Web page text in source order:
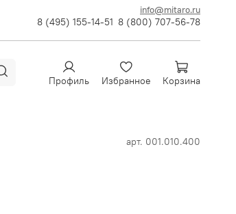
info@mitaro.ru
8 (495) 155-14-51 8 (800) 707-56-78
Профиль Избранное Корзина
арт. 001.010.400